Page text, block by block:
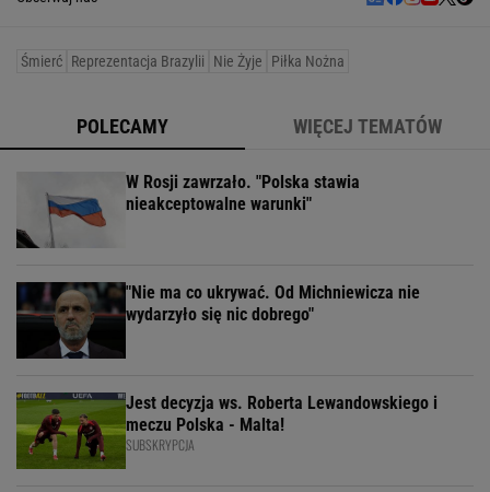
Śmierć Reprezentacja Brazylii Nie Żyje Piłka Nożna
POLECAMY WIĘCEJ TEMATÓW
W Rosji zawrzało. "Polska stawia
nieakceptowalne warunki"
"Nie ma co ukrywać. Od Michniewicza nie
wydarzyło się nic dobrego"
Jest decyzja ws. Roberta Lewandowskiego i
meczu Polska - Malta!
SUBSKRYPCJA